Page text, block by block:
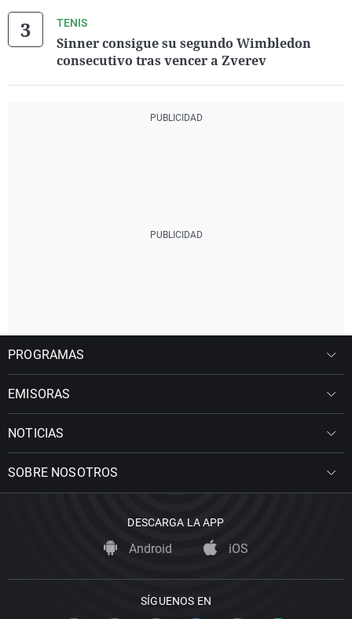
TENIS
Sinner consigue su segundo Wimbledon
consecutivo tras vencer a Zverev
PROGRAMAS
EMISORAS
NOTICIAS
SOBRE NOSOTROS
DESCARGA LA APP
Android iOS
SÍGUENOS EN